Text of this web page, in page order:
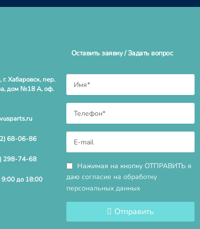
Хабаровск, пер.
дом №18 А, оф.
68-06-86
298-74-68
до 18:00
Оставить заявку / Задать вопрос
Нажимая на кнопку ОТПРАВИТЬ я
даю согласие на обработку
персональных данных
Отправить